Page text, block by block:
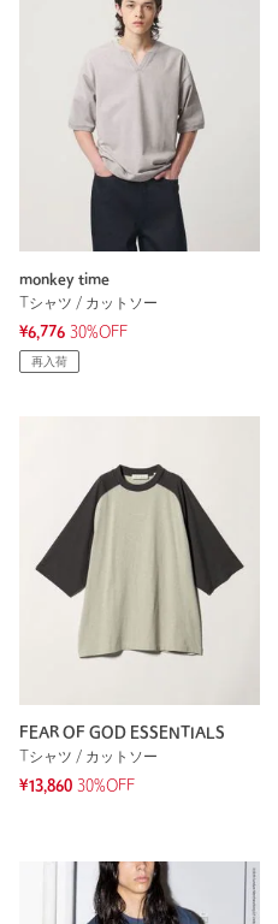
monkey time
Tシャツ / カットソー
¥6,776 30%OFF
再入荷
FEAR OF GOD ESSENTIALS
Tシャツ / カットソー
¥13,860 30%OFF